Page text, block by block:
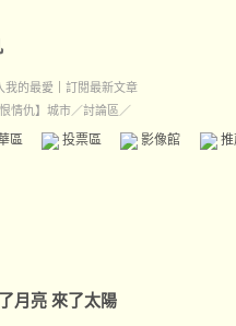
我的最愛
訂閱最新文章
情仇】城市／討論區／
區 投票區 影像館
月亮 來了太陽